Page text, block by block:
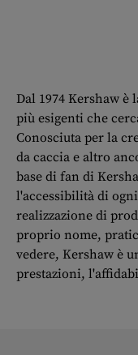
Dal 1974 Kershaw
più esigenti che
Conosciuta per la
da caccia e altro
base di fan di
l'accessibilità di
realizzazione di
proprio nome,
vedere, Kershaw è
prestazioni,